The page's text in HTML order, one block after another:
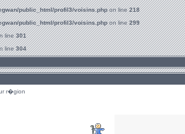
public_html/profil3/voisins.phpon line218
public_html/profil3/voisins.phpon line299
line301
line304
r�gion